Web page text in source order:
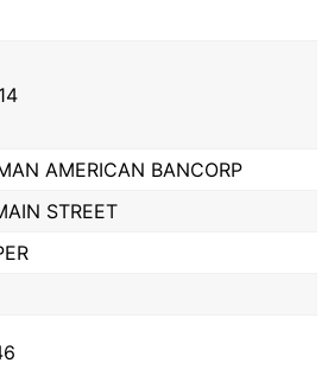
AMERICAN BANCORP
STREET